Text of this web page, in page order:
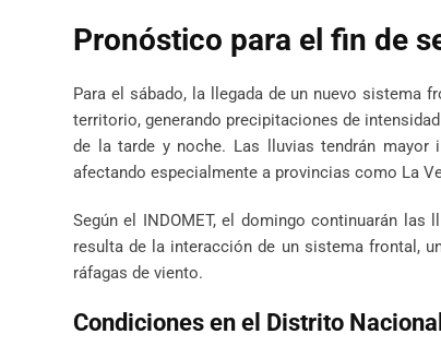
Pronóstico para el fin de
Para el sábado, la llegada de un nuevo sistema
territorio, generando precipitaciones de
de la tarde y noche. Las lluvias tendrán mayor
afectando especialmente a provincias como La
Según el INDOMET, el domingo continuarán
resulta de la interacción de un sistema frontal,
ráfagas de viento.
Condiciones en el Distrito